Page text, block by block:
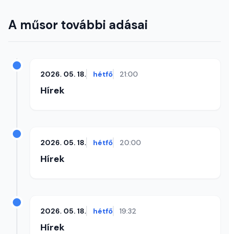
A műsor további adásai
2026. 05. 18. hétfő 21:00
Hírek
2026. 05. 18. hétfő 20:00
Hírek
2026. 05. 18. hétfő 19:32
Hírek